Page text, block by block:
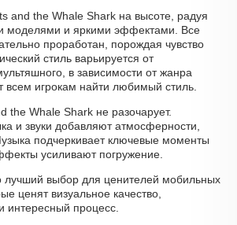
and the Whale Shark на высоте, радуя
моделями и яркими эффектами. Все
проработан, порождая чувство
стиль варьируется от
в зависимости от жанра
всем игрокам найти любимый стиль.
the Whale Shark не разочарует.
и звуки добавляют атмосферности,
подчеркивает ключевые моменты
усиливают погружение.
лучший выбор для ценителей мобильных
ценят визуальное качество,
интересный процесс.